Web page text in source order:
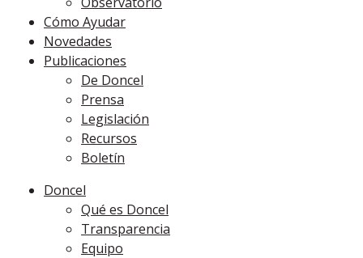
Cómo Ayudar
Novedades
Publicaciones
De Doncel
Prensa
Legislación
Recursos
Boletín
Doncel
Qué es Doncel
Transparencia
Equipo